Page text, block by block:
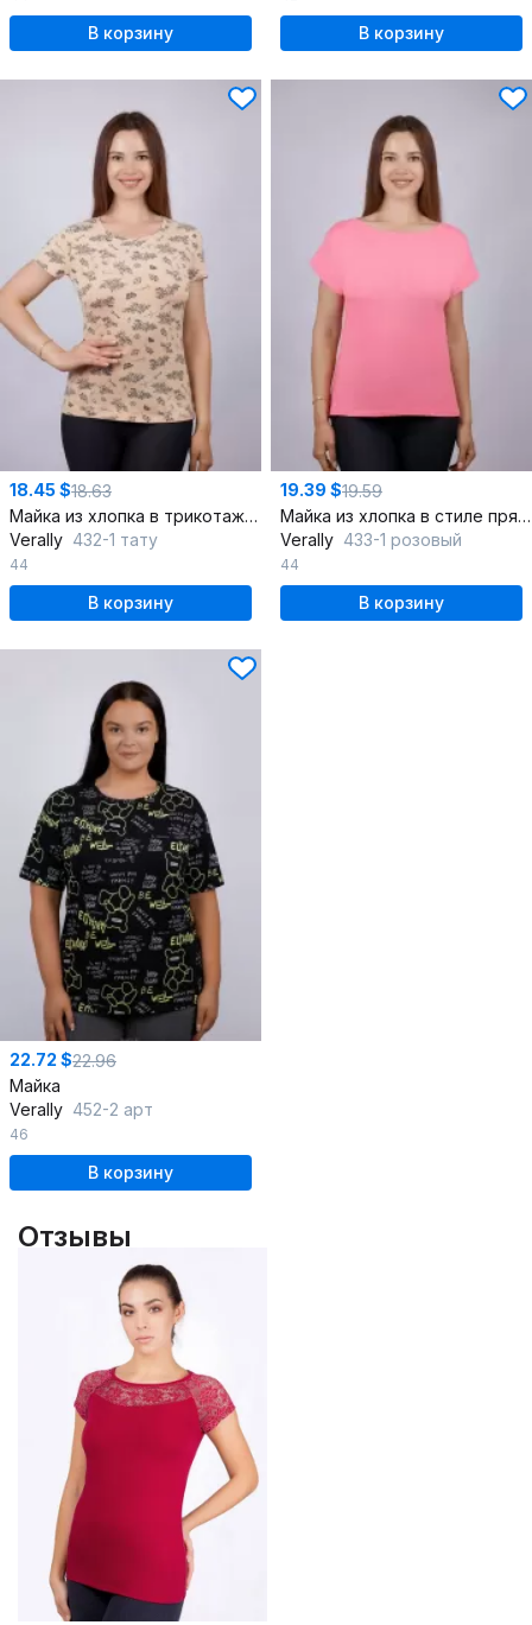
В корзину В корзину
18.45 $18.63
Майка из хлопка в трикотажном стиле, бежевый
Verally 432-1 тату
44
В корзину
19.39 $19.59
Майка из хлопка в стиле прямого силуэта, розовая
Verally 433-1 розовый
44
В корзину
22.72 $22.96
Майка
Verally 452-2 арт
46
В корзину
Отзывы